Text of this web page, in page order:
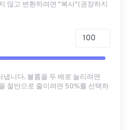
않고 변환하려면 "복사"(권장하지
니다. 볼륨을 두 배로 늘리려면
절반으로 줄이려면 50%를 선택하